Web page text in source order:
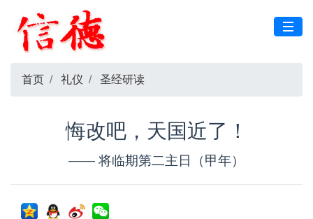
首页 礼仪 圣经研读
悔改吧，天国近了！
—— 将临期第二主日（甲年）